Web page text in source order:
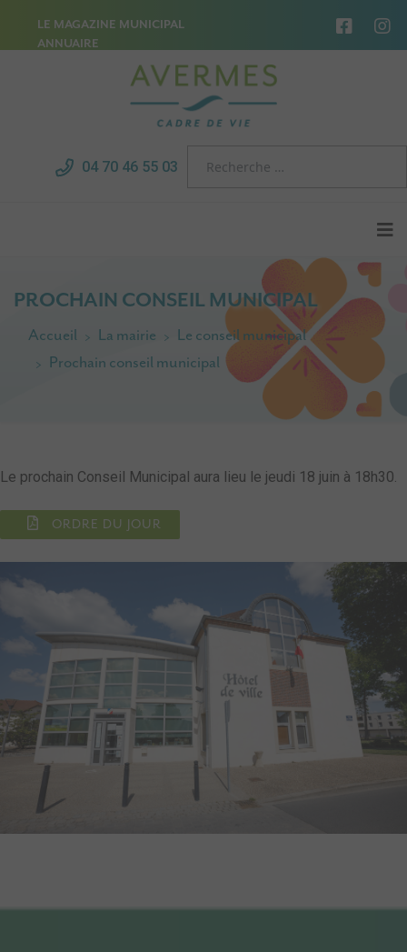
LE MAGAZINE MUNICIPAL
ANNUAIRE
04 70 46 55 03
PROCHAIN CONSEIL MUNICIPAL
Accueil La mairie
Le conseil municipal
Prochain conseil municipal
Le prochain Conseil Municipal aura lieu le jeudi 18 juin à 18h30.
ORDRE DU JOUR